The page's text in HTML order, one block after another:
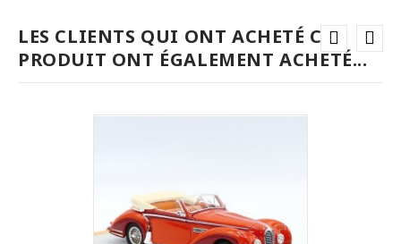
LES CLIENTS QUI ONT ACHETÉ CE
PRODUIT ONT ÉGALEMENT ACHETÉ...